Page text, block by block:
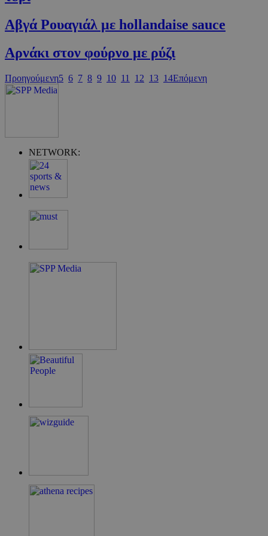
Αβγά Ρουαγιάλ με hollandaise sauce
Αρνάκι στον φούρνο με ρύζι
Προηγούμενη5 6 7 8 9 10 11 12 13 14Επόμενη
NETWORK:
ShowNewVisitorPopup